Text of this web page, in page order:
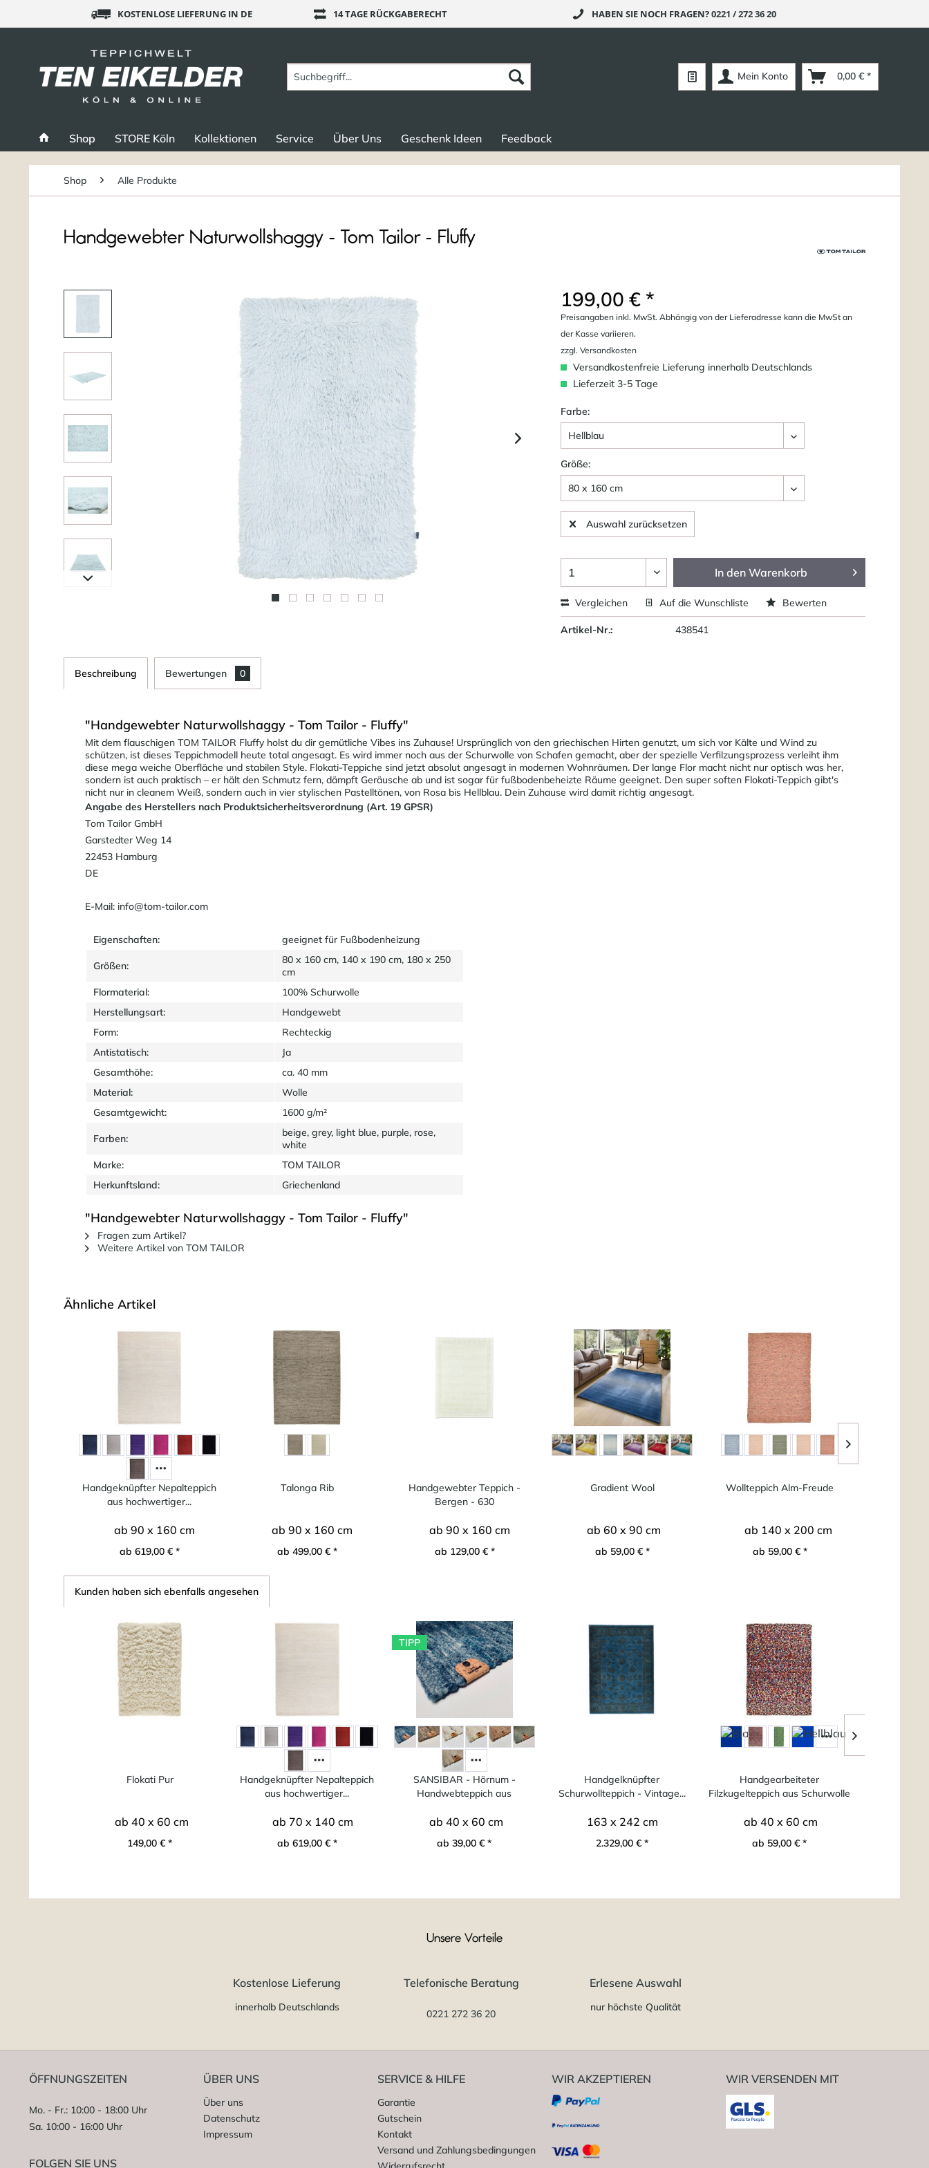
KOSTENLOSE LIEFERUNG IN DE 14 TAGE RÜCKGABERECHT HABEN SIE NOCH FRAGEN?0221 / 272 36 20
Mein Konto 0,00 € *
Shop STORE Köln Kollektionen Service Über Uns Geschenk Ideen Feedback
Shop Alle Produkte
Handgewebter Naturwollshaggy - Tom Tailor - Fluffy
199,00 € *
Preisangaben inkl. MwSt. Abhängig von der Lieferadresse kann die MwSt an
der Kasse variieren.
zzgl. Versandkosten
Versandkostenfreie Lieferung innerhalb Deutschlands
Lieferzeit 3-5 Tage
Farbe:
Größe:
Auswahl zurücksetzen
In den Warenkorb
Vergleichen Auf die Wunschliste Bewerten
Artikel-Nr.: 438541
Beschreibung Bewertungen 0
"Handgewebter Naturwollshaggy - Tom Tailor - Fluffy"
Mit dem flauschigen TOM TAILOR Fluffy holst du dir gemütliche Vibes ins Zuhause! Ursprünglich von den griechischen Hirten genutzt, um sich vor Kälte und Wind zu
schützen, ist dieses Teppichmodell heute total angesagt. Es wird immer noch aus der Schurwolle von Schafen gemacht, aber der spezielle Verfilzungsprozess verleiht ihm
diese mega weiche Oberfläche und stabilen Style. Flokati-Teppiche sind jetzt absolut angesagt in modernen Wohnräumen. Der lange Flor macht nicht nur optisch was her,
sondern ist auch praktisch – er hält den Schmutz fern, dämpft Geräusche ab und ist sogar für fußbodenbeheizte Räume geeignet. Den super soften Flokati-Teppich gibt's
nicht nur in cleanem Weiß, sondern auch in vier stylischen Pastelltönen, von Rosa bis Hellblau. Dein Zuhause wird damit richtig angesagt.
Angabe des Herstellers nach Produktsicherheitsverordnung (Art. 19 GPSR)
Tom Tailor GmbH
Garstedter Weg 14
22453 Hamburg
DE
E-Mail: info@tom-tailor.com
Eigenschaften: geeignet für Fußbodenheizung
Größen:
80 x 160 cm, 140 x 190 cm, 180 x 250
cm
Flormaterial:
100% Schurwolle
Herstellungsart:
Handgewebt
Form:
Rechteckig
Antistatisch:
Ja
Gesamthöhe:
ca. 40 mm
Material:
Wolle
Gesamtgewicht:
1600 g/m²
Farben:
beige, grey, light blue, purple, rose,
white
Marke:
TOM TAILOR
Herkunftsland:
Griechenland
"Handgewebter Naturwollshaggy - Tom Tailor - Fluffy"
Fragen zum Artikel?
Weitere Artikel von TOM TAILOR
Ähnliche Artikel
Handgeknüpfter Nepalteppich
aus hochwertiger...
ab 90 x 160 cm
ab 619,00 € *
Talonga Rib
ab 90 x 160 cm
ab 499,00 € *
Handgewebter Teppich -
Bergen - 630
ab 90 x 160 cm
ab 129,00 € *
Gradient Wool
ab 60 x 90 cm
ab 59,00 € *
Wollteppich Alm-Freude
ab 140 x 200 cm
ab 59,00 € *
Kunden haben sich ebenfalls angesehen
Flokati Pur
ab 40 x 60 cm
149,00 € *
Handgeknüpfter Nepalteppich
aus hochwertiger...
ab 70 x 140 cm
ab 619,00 € *
TIPP
SANSIBAR - Hörnum -
Handwebteppich aus
ab 40 x 60 cm
ab 39,00 € *
Handgelknüpfter
Schurwollteppich - Vintage...
163 x 242 cm
2.329,00 € *
Handgearbeiteter
Filzkugelteppich aus Schurwolle
ab 40 x 60 cm
ab 59,00 € *
Unsere Vorteile
Kostenlose Lieferung
innerhalb Deutschlands
Telefonische Beratung
0221 272 36 20
Erlesene Auswahl
nur höchste Qualität
ÖFFNUNGSZEITEN
Mo. - Fr.: 10:00 - 18:00 Uhr
Sa. 10:00 - 16:00 Uhr
FOLGEN SIE UNS
ÜBER UNS
Über uns
Datenschutz
Impressum
SERVICE & HILFE
Garantie
Gutschein
Kontakt
Versand und Zahlungsbedingungen
WIR AKZEPTIEREN WIR VERSENDEN MIT